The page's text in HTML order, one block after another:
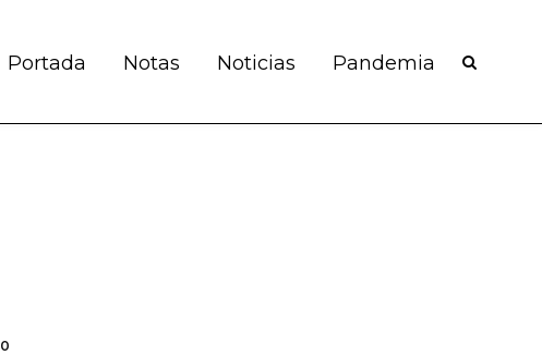
Portada Notas Noticias Pandemia
0